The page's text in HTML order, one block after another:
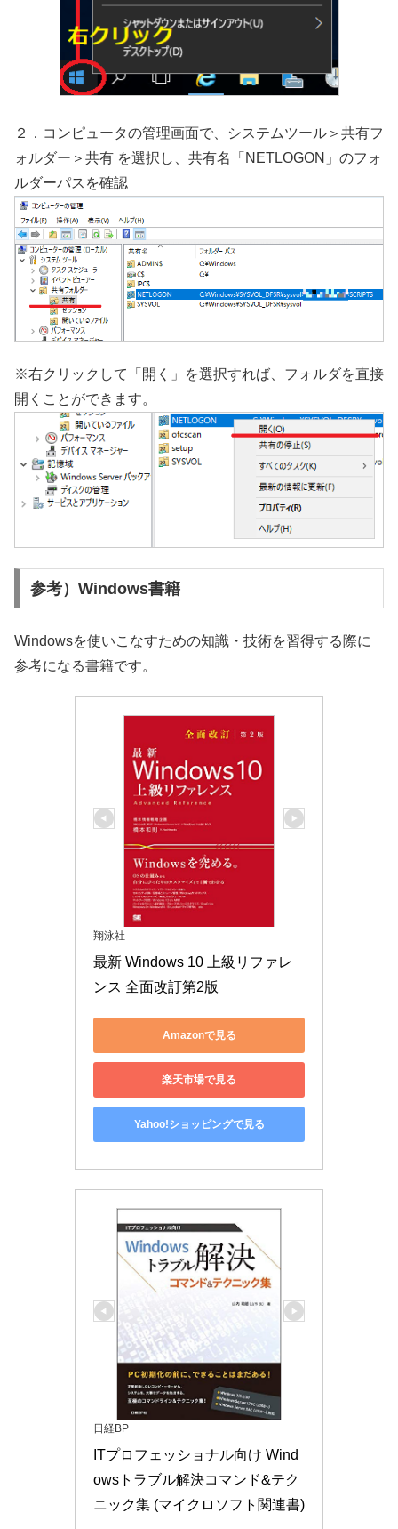
２．コンピュータの管理画面で、システムツール＞共有フ
ォルダー＞共有 を選択し、共有名「NETLOGON」のフォ
ルダーパスを確認
※右クリックして「開く」を選択すれば、フォルダを直接
開くことができます。
参考）Windows書籍
Windowsを使いこなすための知識・技術を習得する際に
参考になる書籍です。
翔泳社
最新 Windows 10 上級リファレ
ンス 全面改訂第2版
Amazonで見る
楽天市場で見る
Yahoo!ショッピングで見る
日経BP
ITプロフェッショナル向け Wind
owsトラブル解決コマンド&テク
ニック集 (マイクロソフト関連書)